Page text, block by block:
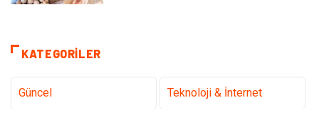
KATEGORILER
Güncel Teknoloji & İnternet